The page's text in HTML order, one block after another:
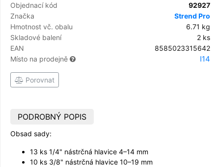
Objednací kód
92927
Značka
Strend Pro
Hmotnost vč. obalu
6.71 kg
Skladové balení
2 ks
EAN
8585023315642
Místo na prodejně
I14
Porovnat
PODROBNÝ POPIS
Obsad sady:
13 ks 1/4" nástrčná hlavice 4–14 mm
10 ks 3/8" nástrčná hlavice 10–19 mm